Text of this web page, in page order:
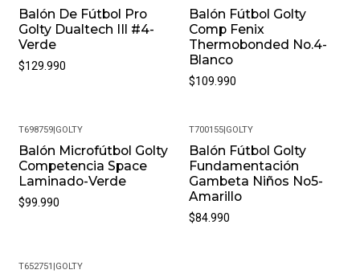
Balón De Fútbol Pro
Golty Dualtech IIl #4-
Verde
$129.990
Balón Fútbol Golty
Comp Fenix
Thermobonded No.4-
Blanco
$109.990
T698759|GOLTY
Balón Microfútbol Golty
Competencia Space
Laminado-Verde
$99.990
T700155|GOLTY
Balón Fútbol Golty
Fundamentación
Gambeta Niños No5-
Amarillo
$84.990
T652751 |GOLTY